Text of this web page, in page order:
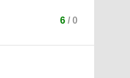
6/ 0